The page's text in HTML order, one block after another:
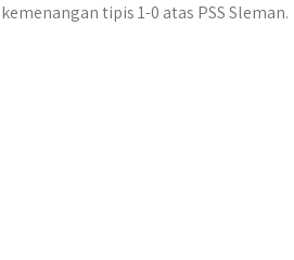
tipis 1-0 atas PSS Sleman.